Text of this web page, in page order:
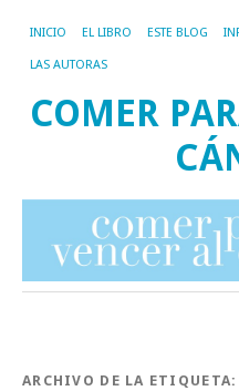
INICIO EL LIBRO ESTE BLOG
LAS AUTORAS
COMER
ARCHIVO DE LA ETIQUETA: